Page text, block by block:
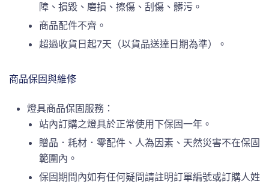
障、損毀、磨損、擦傷、刮傷、髒污。
商品配件不齊。
超過收貨日起7天（以貨品送達日期為準）。
商品保固與維修
燈具商品保固服務：
站內訂購之燈具於正常使用下保固一年。
贈品．耗材．零配件、人為因素、天然災害不在保固
範圍內。
保固期間內如有任何疑問請註明訂單編號或訂購人姓